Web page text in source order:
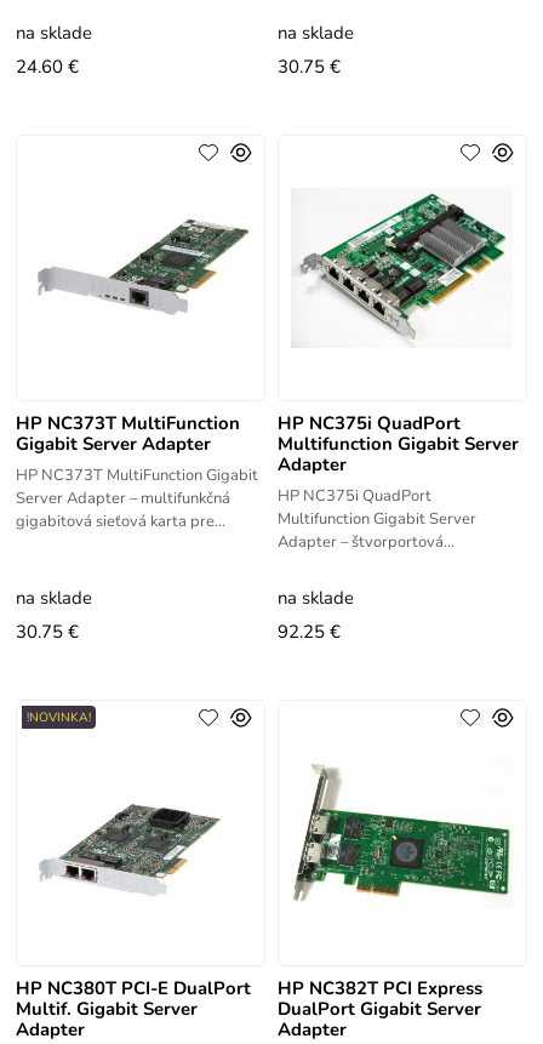
na sklade
24.60 €
servery HP ProLiant. Dva porty 1
Gbit/s
na sklade
30.75 €
HP NC373T MultiFunction
Gigabit Server Adapter
HP NC373T MultiFunction Gigabit
Server Adapter – multifunkčná
gigabitová sieťová karta pre
na sklade
30.75 €
HP NC375i QuadPort
Multifunction Gigabit Server
Adapter
HP NC375i QuadPort
Multifunction Gigabit Server
Adapter – štvorportová
karta pre servery HP ProLiant s
podporou iSCSI a TCP/IP
na sklade
92.25 €
HP NC380T PCI-E DualPort
Multif. Gigabit Server
Adapter
!NOVINKA!
HP NC382T PCI Express
DualPort Gigabit Server
Adapter